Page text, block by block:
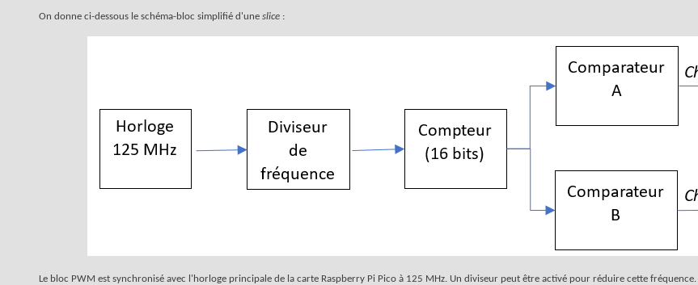
On donne ci-dessous le schéma-bloc simplifié d'une slice :
Le bloc PWM est synchronisé avec l'horloge principale de la carte Raspberry Pi Pico à 125 MHz. Un diviseur peut être activé pour réduire cette